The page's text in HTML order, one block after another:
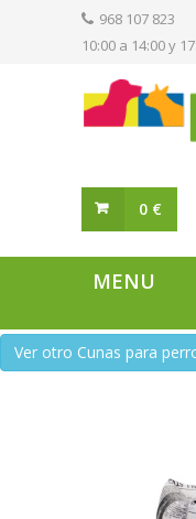
968 107 823
10:00 a 14:00 y
0 €
Ver otro Cunas para